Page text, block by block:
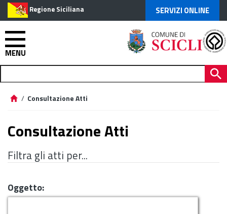
Regione Siciliana SERVIZI ONLINE
MENU
/ Consultazione Atti
Consultazione Atti
Filtra gli atti per...
Oggetto: